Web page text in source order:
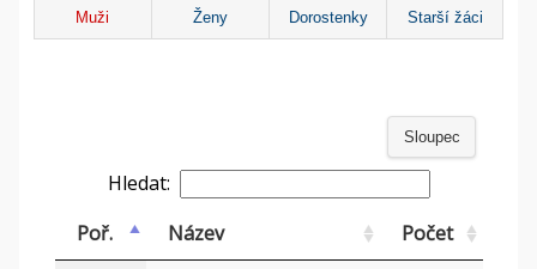
Muži Ženy Dorostenky Starší žáci
Sloupec
Hledat:
Poř.
Název
Počet